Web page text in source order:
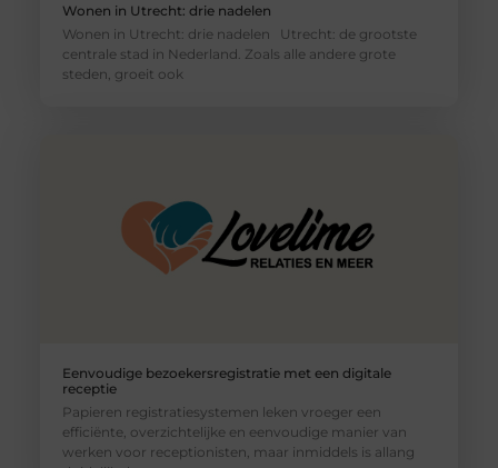
Wonen in Utrecht: drie nadelen
Wonen in Utrecht: drie nadelen Utrecht: de grootste
centrale stad in Nederland. Zoals alle andere grote
steden, groeit ook
Eenvoudige bezoekersregistratie met een digitale
receptie
Papieren registratiesystemen leken vroeger een
efficiënte, overzichtelijke en eenvoudige manier van
werken voor receptionisten, maar inmiddels is allang